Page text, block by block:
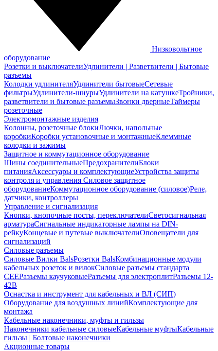
Низковольтное
оборудование
Розетки и выключателиУдлинители | Разветвители | Бытовые
разъемы
Колодки удлинителяУдлинители бытовыеСетевые
фильтрыУдлинители-шнурыУдлинители на катушкеТройники,
разветвители и бытовые разъемыЗвонки дверныеТаймеры
розеточные
Электромонтажные изделия
Колонны, розеточные блокиЛючки, напольные
коробкиКоробки установочные и монтажныеКлеммные
колодки и зажимы
Защитное и коммутационное оборудование
Шины соединительныеПредохранителиБлоки
питанияАксессуары и комплектующиеУстройства защиты
контроля и управления Силовое защитное
оборудованиеКоммутационное оборудование (силовое)Реле,
датчики, контроллеры
Управление и сигнализация
Кнопки, кнопочные посты, переключателиСветосигнальная
арматураСигнальные индикаторные лампы на DIN-
рейкуКонцевые и путевые выключателиОповещатели для
сигнализаций
Силовые разъемы
Силовые Вилки BalsРозетки BalsКомбинационные модули
кабельных розеток и вилокСиловые разъемы стандарта
CEEРазъемы каучуковыеРазъемы для электроплитРазъемы 12-
42В
Оснастка и инструмент для кабельных и ВЛ (СИП)
Оборудование для воздушных линийКомплектующие для
монтажа
Кабельные наконечники, муфты и гильзы
Наконечники кабельные силовыеКабельные муфтыКабельные
гильзы | Болтовые наконечники
Акционные товары